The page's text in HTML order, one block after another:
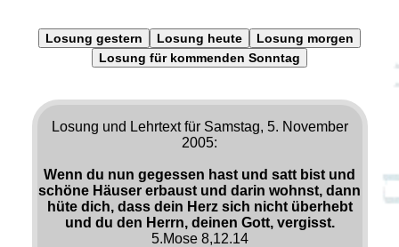
Losung gestern Losung heute
Losung morgen
Losung für kommenden Sonntag
Losung und Lehrtext für Samstag, 5. November
2005:
Wenn du nun gegessen hast und satt bist und
schöne Häuser erbaust und darin wohnst, dann
hüte dich, dass dein Herz sich nicht überhebt
und du den Herrn, deinen Gott, vergisst.
5.Mose 8,12.14